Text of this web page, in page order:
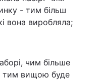
- тим більш
вона виробляла;
чим більше
тим вищою буде